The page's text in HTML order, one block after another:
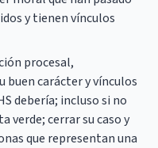
y tienen vínculos
procesal,
buen carácter y vínculos
debería; incluso si no
verde; cerrar su caso y
que representan una